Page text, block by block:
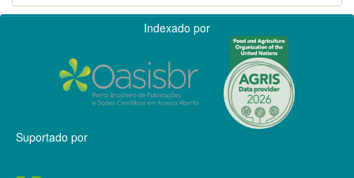
Indexado por
Suportado por